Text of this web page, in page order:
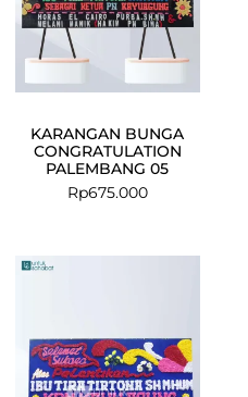
KARANGAN BUNGA
CONGRATULATION
PALEMBANG 05
Rp675.000
Current